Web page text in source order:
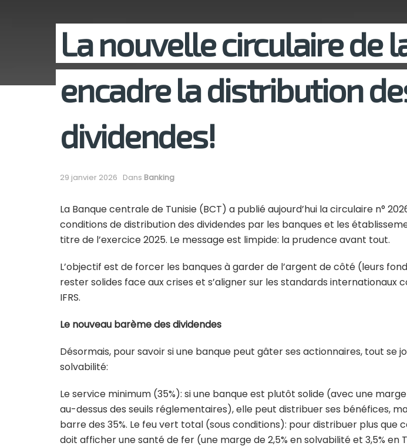
La nouvelle circulaire de
encadre la distribution
dividendes!
29 janvier 2026 Dans Banking
La Banque centrale de Tunisie (BCT) a publié aujourd’hui la circulaire n°
conditions de distribution des dividendes par les banques et les
titre de l’exercice 2025. Le message est limpide: la prudence avant tout.
L’objectif est de forcer les banques à garder de l’argent de côté (leurs
rester solides face aux crises et s’aligner sur les standards internationaux
IFRS.
Le nouveau barème des dividendes
Désormais, pour savoir si une banque peut gâter ses actionnaires, tout se
solvabilité:
Le service minimum (35%): si une banque est plutôt solide (avec une
au-dessus des seuils réglementaires), elle peut distribuer ses bénéfices,
barre des 35%. Le feu vert total (sous conditions): pour distribuer plus que
doit afficher une santé de fer (une marge de 2,5% en solvabilité et 3,5% en